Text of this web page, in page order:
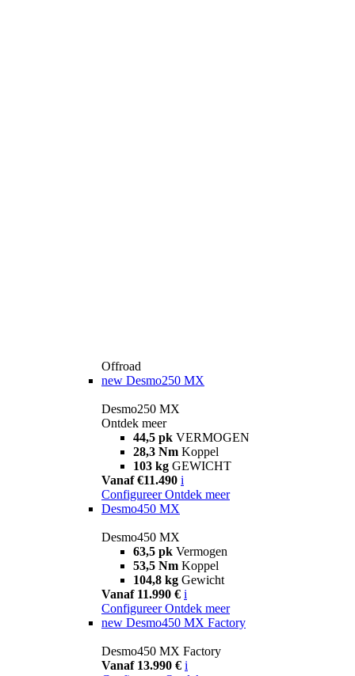
Offroad
new Desmo250 MX
Desmo250 MX
Ontdek meer
44,5 pk VERMOGEN
28,3 Nm Koppel
103 kg GEWICHT
Vanaf €11.490 i
Configureer Ontdek meer
Desmo450 MX
Desmo450 MX
63,5 pk Vermogen
53,5 Nm Koppel
104,8 kg Gewicht
Vanaf 11.990 € i
Configureer Ontdek meer
new Desmo450 MX Factory
Desmo450 MX Factory
Vanaf 13.990 € i